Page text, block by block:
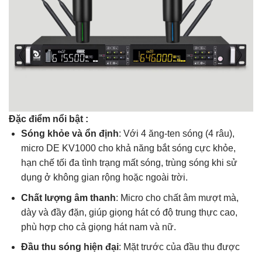
Đặc điểm nổi bật :
Sóng khỏe và ổn định: Với 4 ăng-ten sóng (4 râu),
micro DE KV1000 cho khả năng bắt sóng cực khỏe,
hạn chế tối đa tình trạng mất sóng, trùng sóng khi sử
dụng ở không gian rộng hoặc ngoài trời.
Chất lượng âm thanh: Micro cho chất âm mượt mà,
dày và đầy đặn, giúp giọng hát có độ trung thực cao,
phù hợp cho cả giọng hát nam và nữ.
Đầu thu sóng hiện đại: Mặt trước của đầu thu được